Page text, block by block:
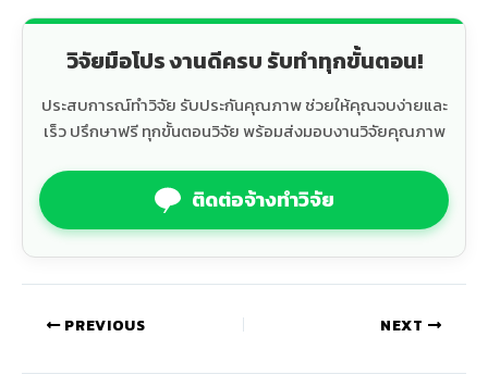
วิจัยมือโปร งานดีครบ รับทำทุกขั้นตอน!
ประสบการณ์ทำวิจัย รับประกันคุณภาพ ช่วยให้คุณจบง่ายและ
เร็ว ปรึกษาฟรี ทุกขั้นตอนวิจัย พร้อมส่งมอบงานวิจัยคุณภาพ
ติดต่อจ้างทำวิจัย
PREVIOUS NEXT